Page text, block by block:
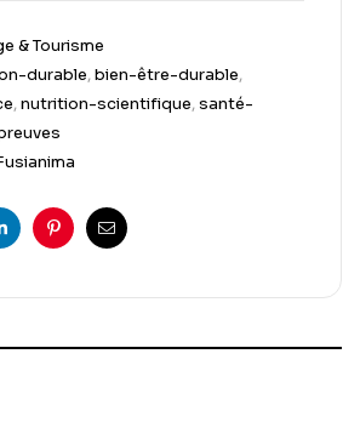
& Tourisme
durable,bien-être-durable,
,nutrition-scientifique,santé-
PinterestEmail